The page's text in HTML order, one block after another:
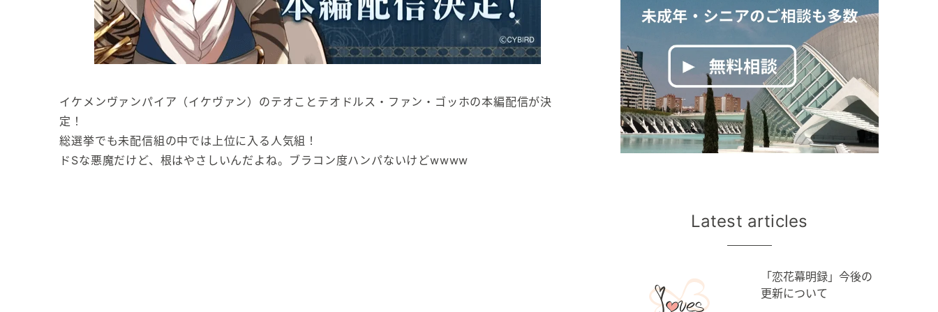
イケメンヴァンパイア（イケヴァン）のテオことテオドルス・ファン・ゴッホの本編配信が決
定！
総選挙でも未配信組の中では上位に入る人気組！
ドSな悪魔だけど、根はやさしいんだよね。ブラコン度ハンパないけどwwww
Latest articles
「恋花幕明録」今後の
更新について